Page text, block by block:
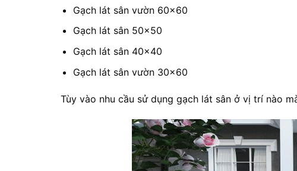
Gạch lát sân vườn 60×60
Gạch lát sân 50×50
Gạch lát sân 40×40
Gạch lát sân vườn 30×60
Tùy vào nhu cầu sử dụng gạch lát sân ở vị trí nào